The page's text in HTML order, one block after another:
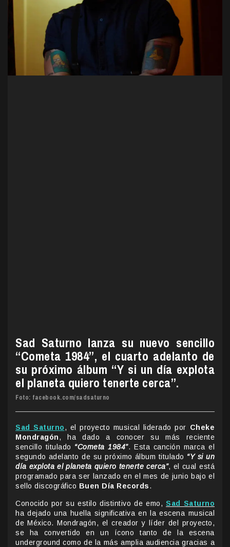
Sad Saturno lanza su nuevo sencillo
“Cometa 1984”, el cuarto adelanto de
su próximo álbum “Y si un día explota
el planeta quiero tenerte cerca”.
Foto: facebook.com/sadsaturno
Sad Saturno, el proyecto musical liderado por Cheke
Mondragón, ha dado a conocer su más reciente
sencillo titulado “Cometa 1984”. Esta canción marca el
segundo adelanto de su próximo álbum titulado “Y si un
día explota el planeta quiero tenerte cerca”, el cual está
programado para ser lanzado en el mes de junio bajo el
sello discográfico Buen Día Records.
Conocido por su estilo distintivo de emo,Sad Saturno
ha dejado una huella significativa en la escena musical
de México. Mondragón, el creador y líder del proyecto,
se ha convertido en un ícono tanto de la escena
underground como de la más amplia audiencia gracias a